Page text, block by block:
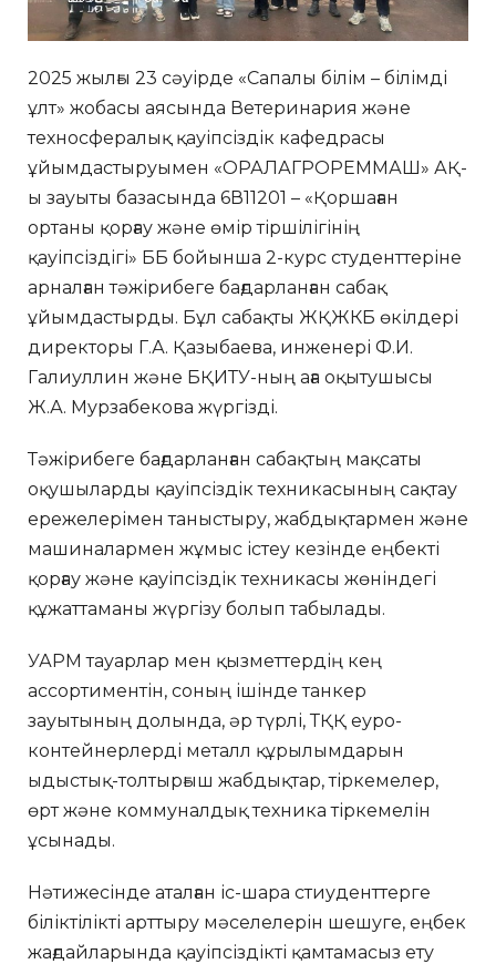
2025 жылғы 23 сәуірде «Сапалы білім – білімді
ұлт» жобасы аясында Ветеринария және
техносфералық қауіпсіздік кафедрасы
ұйымдастыруымен «ОРАЛАГРОРЕММАШ» АҚ-
ы зауыты базасында 6В11201 – «Қоршаған
ортаны қорғау және өмір тіршілігінің
қауіпсіздігі» ББ бойынша 2-курс студенттеріне
арналған тәжірибеге бағдарланған сабақ
ұйымдастырды. Бұл сабақты ЖҚЖКБ өкілдері
директоры Г.А. Қазыбаева, инженері Ф.И.
Галиуллин және БҚИТУ-ның аға оқытушысы
Ж.А. Мурзабекова жүргізді.
Тәжірибеге бағдарланған сабақтың мақсаты
оқушыларды қауіпсіздік техникасының сақтау
ережелерімен таныстыру, жабдықтармен және
машиналармен жұмыс істеу кезінде еңбекті
қорғау және қауіпсіздік техникасы жөніндегі
құжаттаманы жүргізу болып табылады.
УАРМ тауарлар мен қызметтердің кең
ассортиментін, соның ішінде танкер
зауытының долында, әр түрлі, ТҚҚ еуро-
контейнерлерді металл құрылымдарын
ыдыстық-толтырғыш жабдықтар, тіркемелер,
өрт және коммуналдық техника тіркемелін
ұсынады.
Нәтижесінде аталған іс-шара стиуденттерге
біліктілікті арттыру мәселелерін шешуге, еңбек
жағдайларында қауіпсіздікті қамтамасыз ету